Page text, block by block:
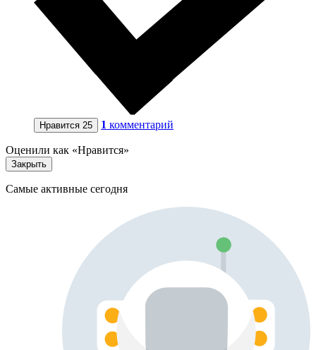
Нравится 25 1 комментарий
Оценили как «Нравится»
Закрыть
Самые активные сегодня